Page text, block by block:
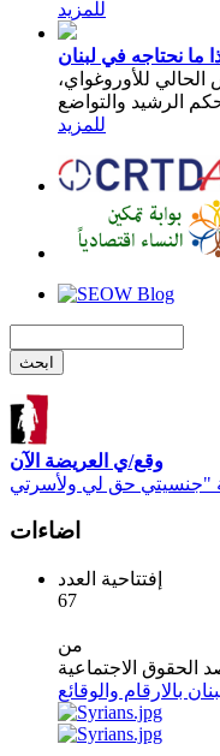
للمزيد
للأوروغواي،
للمزيد
وقع/ي العريضة الآن
اضاءات
إفتتاحية العدد
67
من
الحقوق الاجتماعية
بالارقام والوقائع